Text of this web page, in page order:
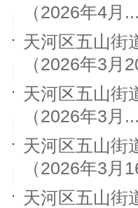
（2026年4月
天河区五山街
（2026年3月
天河区五山街
（2026年3月
天河区五山街
（2026年3月
天河区五山街